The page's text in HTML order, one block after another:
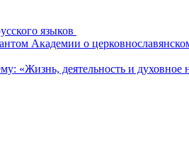
языков
Академии о
«Жизнь, деятельность и